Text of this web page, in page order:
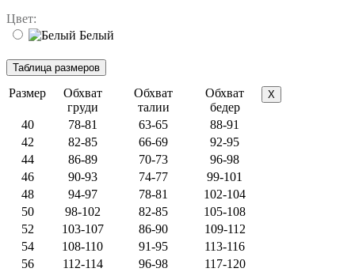
Цвет:
Белый
Размер
Обхват
груди
Обхват
талии
Обхват
бедер
X
40 78-81 63-65
88-91
42
82-85 66-69
92-95
44
86-89 70-73
96-98
46
90-93 74-77
99-101
48
94-97 78-81
102-104
50
98-102 82-85
105-108
52
103-107 86-90
109-112
54
108-110 91-95
113-116
56
112-114 96-98
117-120